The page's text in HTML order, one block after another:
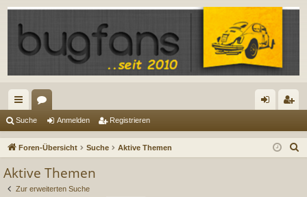
ch
ne en m ist
Suche Anmelden Registrieren
Foren-Übersicht Suche Aktive Themen
Aktive Themen
Zur erweiterten Suche